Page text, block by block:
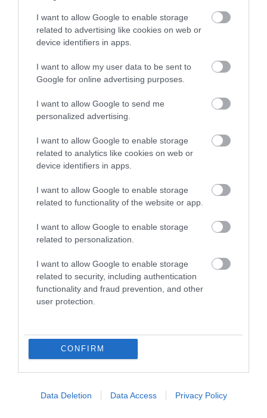
I want to allow Google to enable storage
related to advertising like cookies on web or
device identifiers in apps.
I want to allow my user data to be sent to
Google for online advertising purposes.
I want to allow Google to send me
personalized advertising.
I want to allow Google to enable storage
related to analytics like cookies on web or
device identifiers in apps.
I want to allow Google to enable storage
related to functionality of the website or app.
I want to allow Google to enable storage
related to personalization.
I want to allow Google to enable storage
related to security, including authentication
functionality and fraud prevention, and other
user protection.
CONFIRM
Data Deletion Data Access Privacy Policy
ÖTVEN ÉVIG ROSSZ NÉVEN
LAPULT EGY KARDFOGÚ
MACSKA LELETE – AZTÁN
RENDESEN
A VADKAMERA EDDIG NÉZETT,
MOST MÁR GONDOLKODNI IS
AZ AI NEMCSAK KÉPEKET
RAJZOL: REJTETT
LELEPLEZHET A
EGY APRÓ SÓLYOM TUD
VALAMIT A TURBULENCIÁRÓL,
CSAK TANULNAK